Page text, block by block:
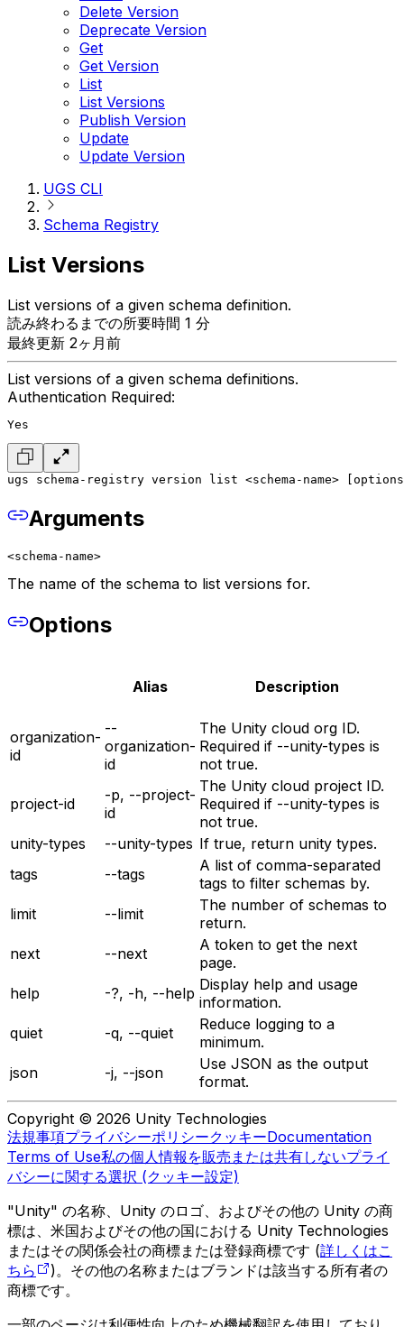
Delete Version
Deprecate Version
Get
Get Version
List
List Versions
Publish Version
Update
Update Version
UGS CLI
Schema Registry
List Versions
List versions of a given schema definition.
読み終わるまでの所要時間 1 分
最終更新 2ヶ月前
List versions of a given schema definitions.
Authentication Required:
Yes
ugs schema-registry version list <schema-name>
Arguments
<schema-name>
The name of the schema to list versions for.
Options
Alias Description
organization-
id
--
organization-
id
The Unity cloud org ID.
Required if --unity-types is
not true.
project-id
-p, --project-
id
The Unity cloud project ID.
Required if --unity-types is
not true.
unity-types
--unity-types If true, return unity types.
tags
--tags
A list of comma-separated
tags to filter schemas by.
limit
--limit
The number of schemas to
return.
next
--next
A token to get the next
page.
help
-?, -h, --help Display help and usage
information.
quiet
-q, --quiet
Reduce logging to a
minimum.
json
-j, --json
Use JSON as the output
format.
Copyright © 2026 Unity Technologies
法規事項プライバシーポリシークッキーDocumentation
Terms of Use私の個人情報を販売または共有しないプライ
バシーに関する選択 (クッキー設定)
"Unity" の名称、Unity のロゴ、およびその他の Unity の商
標は、米国およびその他の国における Unity Technologies
またはその関係会社の商標または登録商標です (詳しくはこ
ちら
)。その他の名称またはブランドは該当する所有者の
商標です。